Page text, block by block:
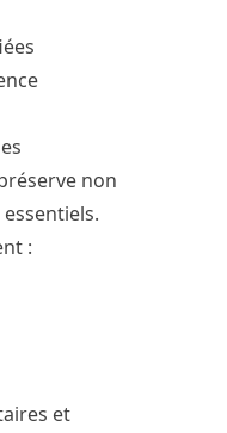
non
:
et